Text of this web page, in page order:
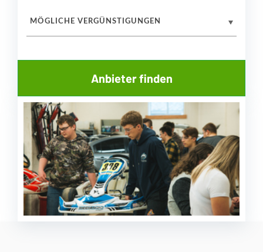
MÖGLICHE VERGÜNSTIGUNGEN